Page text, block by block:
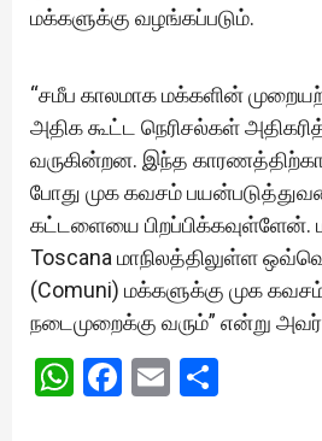
மக்களுக்கு வழங்கப்படும்.
“சமீப காலமாக மக்களின்
அதிக கூட்ட நெரிசல்கள்
வருகின்றன. இந்த
போது முக கவசம்
கட்டளையை
Toscana மாநிலத்திலுள்ள
(Comuni) மக்களுக்கு முக
நடைமுறைக்கு வரும்” என்று அவர்
WhatsApp
Facebook
Email